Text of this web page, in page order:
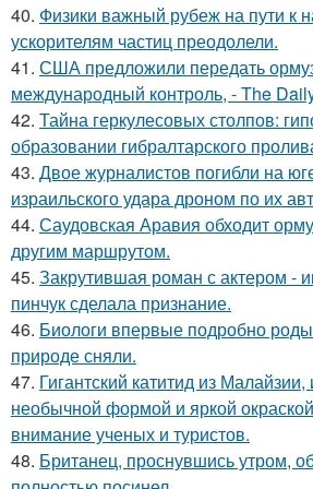
40. Физики важный рубеж на пути к
ускорителям частиц преодолели.
41. США предложили передать
международный контроль, - The
42. Тайна геркулесовых столпов:
образовании гибралтарского
43. Двое журналистов погибли на
израильского удара дроном по их
44. Саудовская Аравия обходит
другим маршрутом.
45. Закрутившая роман с актером -
пинчук сделала признание.
46. Биологи впервые подробно
природе сняли.
47. Гигантский катитид из
необычной формой и яркой
внимание ученых и туристов.
48. Британец, проснувшись утром,